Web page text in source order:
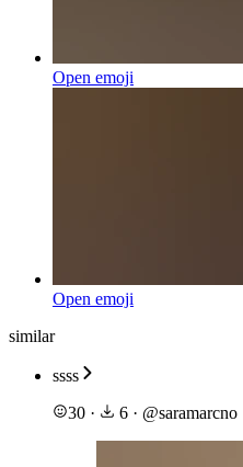
Open emoji
Open emoji
similar
ssss
30 · 6 · @saramarcno